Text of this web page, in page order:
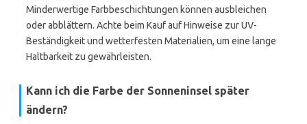
Minderwertige Farbbeschichtungen können ausbleichen
oder abblättern. Achte beim Kauf auf Hinweise zur UV-
Beständigkeit und wetterfesten Materialien, um eine lange
Haltbarkeit zu gewährleisten.
Kann ich die Farbe der Sonneninsel später
ändern?